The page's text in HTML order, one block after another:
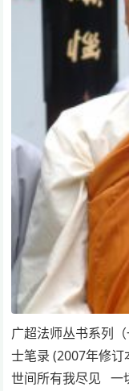
广超法师丛书系列
士笔录 (2007年修
世间所有我尽见